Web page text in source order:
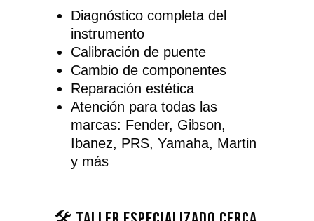
Diagnóstico completa del
instrumento
Calibración de puente
Cambio de componentes
Reparación estética
Atención para todas las
marcas: Fender, Gibson,
Ibanez, PRS, Yamaha, Martin
y más